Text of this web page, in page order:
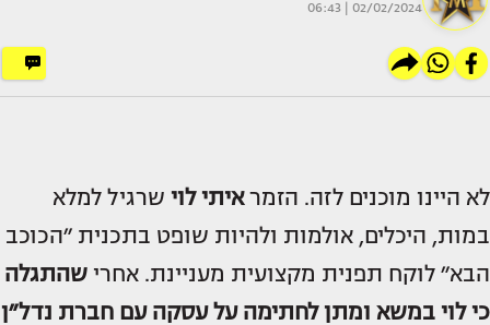
02/02/2024 | 06:43
לא היינו מוכנים לזה. הזמראיתי לוי שרגיל למלא
במות, היכלים, אולמות ולהיות שופט בתכנית ״הכוכב
הבא״ לוקח תפנית מקצועית מעניינת. אחרי שהתגלה
כי לוי במשא ומתן לחתימה על עסקה עם חברת נדל״ן